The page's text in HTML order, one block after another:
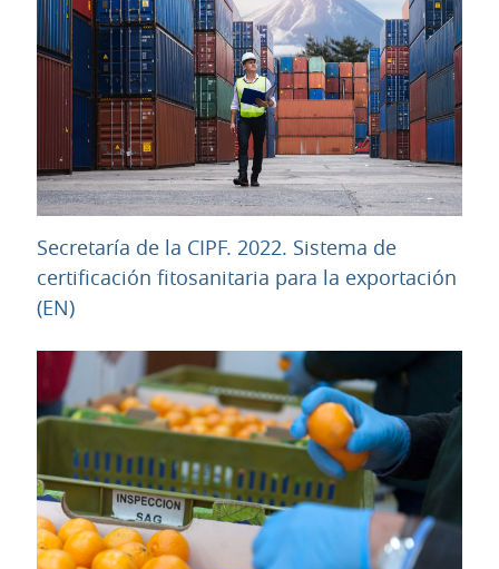
Secretaría de la CIPF. 2022. Sistema de
certificación fitosanitaria para la exportación
(EN)URL